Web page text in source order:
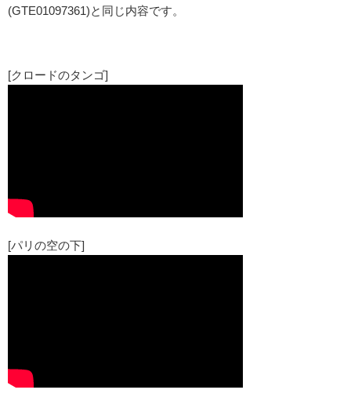
(GTE01097361)と同じ内容です。
[クロードのタンゴ]
[パリの空の下]